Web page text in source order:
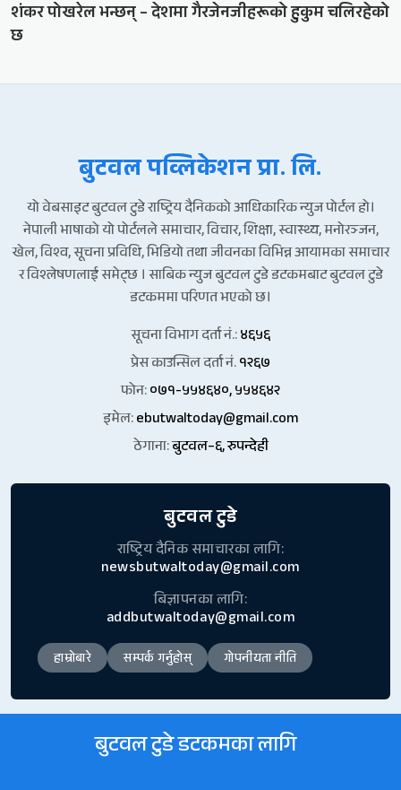
शंकर पोखरेल भन्छन् – देशमा गैरजेनजीहरूको हुकुम चलिरहेको
छ
बुटवल पव्लिकेशन प्रा. लि.
यो वेबसाइट बुटवल टुडे राष्ट्रिय दैनिकको आधिकारिक न्युज पोर्टल हो।
नेपाली भाषाको यो पोर्टलले समाचार, विचार, शिक्षा, स्वास्थ्य, मनोरञ्जन,
खेल, विश्व, सूचना प्रविधि, भिडियो तथा जीवनका विभिन्न आयामका समाचार
र विश्लेषणलाई समेट्छ । साबिक न्युज बुटवल टुडे डटकमबाट बुटवल टुडे
डटकममा परिणत भएको छ।
सूचना विभाग दर्ता नं.:४६५६
प्रेस काउन्सिल दर्ता नं.१२६७
फोन:०७१-५५४६४०, ५५४६४२
इमेल:ebutwaltoday@gmail.com
ठेगाना:बुटवल–६, रुपन्देही
बुटवल टुडे
राष्ट्रिय दैनिक समाचारका लागि:
newsbutwaltoday@gmail.com
बिज्ञापनका लागि:
addbutwaltoday@gmail.com
हाम्रोबारे सम्पर्क गर्नुहोस् गोपनीयता नीति
बुटवल टुडे डटकमका लागि